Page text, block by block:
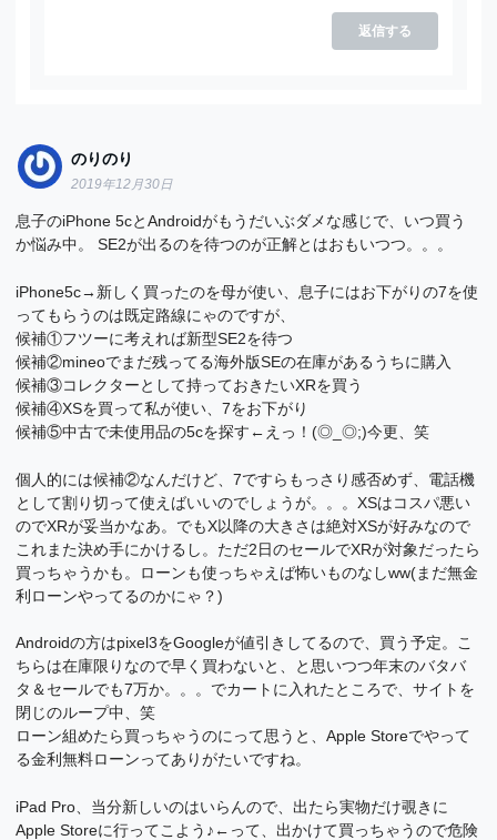
返信する
のりのり
2019年12月30日
息子のiPhone 5cとAndroidがもうだいぶダメな感じで、いつ買う
か悩み中。 SE2が出るのを待つのが正解とはおもいつつ。。。
iPhone5c→新しく買ったのを母が使い、息子にはお下がりの7を使
ってもらうのは既定路線にゃのですが、
候補①フツーに考えれば新型SE2を待つ
候補②mineoでまだ残ってる海外版SEの在庫があるうちに購入
候補③コレクターとして持っておきたいXRを買う
候補④XSを買って私が使い、7をお下がり
候補⑤中古で未使用品の5cを探す←えっ！(◎_◎;)今更、笑
個人的には候補②なんだけど、7ですらもっさり感否めず、電話機
として割り切って使えばいいのでしょうが。。。XSはコスパ悪い
のでXRが妥当かなあ。でもX以降の大きさは絶対XSが好みなので
これまた決め手にかけるし。ただ2日のセールでXRが対象だったら
買っちゃうかも。ローンも使っちゃえば怖いものなしww(まだ無金
利ローンやってるのかにゃ？)
Androidの方はpixel3をGoogleが値引きしてるので、買う予定。こ
ちらは在庫限りなので早く買わないと、と思いつつ年末のバタバ
タ＆セールでも7万か。。。でカートに入れたところで、サイトを
閉じのループ中、笑
ローン組めたら買っちゃうのにって思うと、Apple Storeでやって
る金利無料ローンってありがたいですね。
iPad Pro、当分新しいのはいらんので、出たら実物だけ覗きに
Apple Storeに行ってこよう♪←って、出かけて買っちゃうので危険